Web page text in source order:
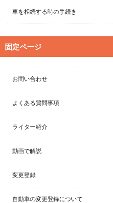
車を相続する時の手続き
固定ページ
お問い合わせ
よくある質問事項
ライター紹介
動画で解説
変更登録
自動車の変更登録について